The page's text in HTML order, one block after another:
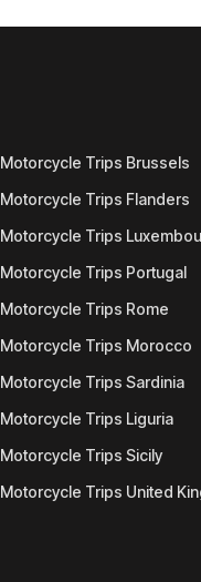
Motorcycle Trips Brussels
Motorcycle Trips Flanders
Motorcycle Trips
Motorcycle Trips Portugal
Motorcycle Trips Rome
Motorcycle Trips Morocco
Motorcycle Trips Sardinia
Motorcycle Trips Liguria
Motorcycle Trips Sicily
Motorcycle Trips United